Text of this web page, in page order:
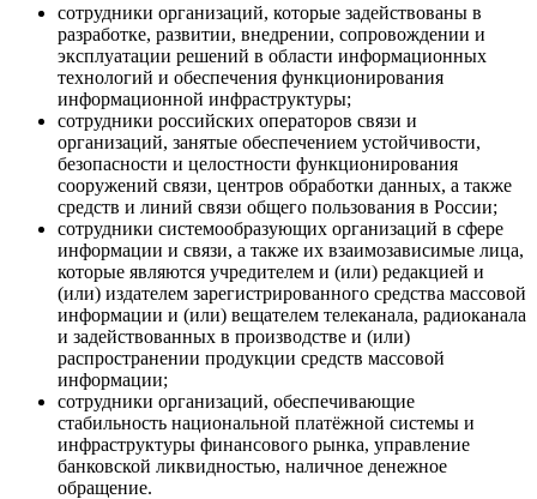
сотрудники организаций, которые задействованы в
разработке, развитии, внедрении, сопровождении и
эксплуатации решений в области информационных
технологий и обеспечения функционирования
информационной инфраструктуры;
сотрудники российских операторов связи и
организаций, занятые обеспечением устойчивости,
безопасности и целостности функционирования
сооружений связи, центров обработки данных, а также
средств и линий связи общего пользования в России;
сотрудники системообразующих организаций в сфере
информации и связи, а также их взаимозависимые лица,
которые являются учредителем и (или) редакцией и
(или) издателем зарегистрированного средства массовой
информации и (или) вещателем телеканала, радиоканала
и задействованных в производстве и (или)
распространении продукции средств массовой
информации;
сотрудники организаций, обеспечивающие
стабильность национальной платёжной системы и
инфраструктуры финансового рынка, управление
банковской ликвидностью, наличное денежное
обращение.